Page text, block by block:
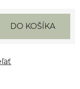
DO KOŠÍKA